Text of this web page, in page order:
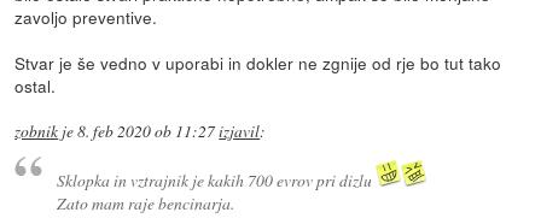
zavoljo preventive.
Stvar je še vedno v uporabi in dokler ne zgnije od rje bo tut tako
ostal.
zobnik je8. feb 2020 ob 11:27izjavil:
Sklopka in vztrajnik je kakih 700 evrov pri dizlu
Zato mam raje bencinarja.